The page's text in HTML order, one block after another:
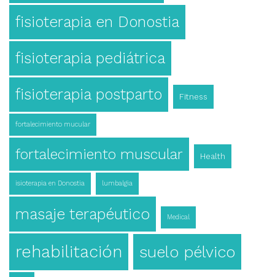
fisioterapia en Donostia
fisioterapia pediátrica
fisioterapia postparto Fitness
fortalecimiento mucular
fortalecimiento muscular Health
isioterapia en Donostia lumbalgia
masaje terapéutico Medical
rehabilitación suelo pélvico